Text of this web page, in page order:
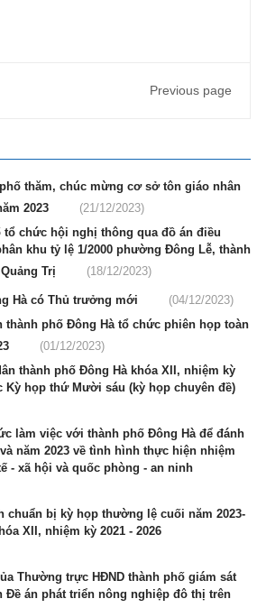
Previous page
thăm, chúc mừng cơ sở tôn giáo nhân
2023
(21/12/2023)
tổ chức hội nghị thông qua đồ án điều
khu tỷ lệ 1/2000 phường Đông Lễ, thành
Trị
(18/12/2023)
Hà có Thủ trưởng mới
(04/12/2023)
thành phố Đông Hà tổ chức phiên họp toàn
(01/12/2023)
thành phố Đông Hà khóa XII, nhiệm kỳ
Kỳ họp thứ Mười sáu (kỳ họp chuyên đề)
làm việc với thành phố Đông Hà để đánh
năm 2023 về tình hình thực hiện nhiệm
- xã hội và quốc phòng - an ninh
chuẩn bị kỳ họp thường lệ cuối năm 2023-
XII, nhiệm kỳ 2021 - 2026
Thường trực HĐND thành phố giám sát
án phát triển nông nghiệp đô thị trên